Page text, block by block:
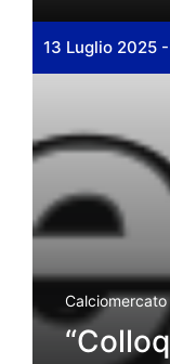
13 Luglio 2025